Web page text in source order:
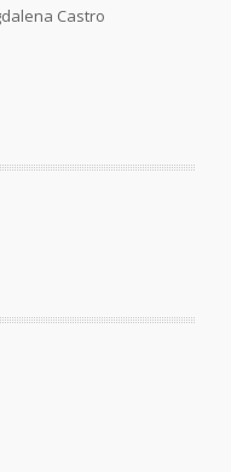
Castro